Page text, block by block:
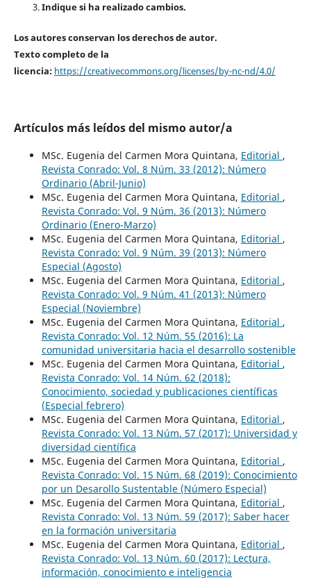
Indique si ha realizado cambios.
Los autores conservan los derechos de autor.
Texto completo de la
licencia: https://creativecommons.org/licenses/by-nc-nd/4.0/
Artículos más leídos del mismo autor/a
MSc. Eugenia del Carmen Mora Quintana, Editorial ,
Revista Conrado: Vol. 8 Núm. 33 (2012): Número
Ordinario (Abril-Junio)
MSc. Eugenia del Carmen Mora Quintana, Editorial ,
Revista Conrado: Vol. 9 Núm. 36 (2013): Número
Ordinario (Enero-Marzo)
MSc. Eugenia del Carmen Mora Quintana, Editorial ,
Revista Conrado: Vol. 9 Núm. 39 (2013): Número
Especial (Agosto)
MSc. Eugenia del Carmen Mora Quintana, Editorial ,
Revista Conrado: Vol. 9 Núm. 41 (2013): Número
Especial (Noviembre)
MSc. Eugenia del Carmen Mora Quintana, Editorial ,
Revista Conrado: Vol. 12 Núm. 55 (2016): La
comunidad universitaria hacia el desarrollo sostenible
MSc. Eugenia del Carmen Mora Quintana, Editorial ,
Revista Conrado: Vol. 14 Núm. 62 (2018):
Conocimiento, sociedad y publicaciones científicas
(Especial febrero)
MSc. Eugenia del Carmen Mora Quintana, Editorial ,
Revista Conrado: Vol. 13 Núm. 57 (2017): Universidad y
diversidad científica
MSc. Eugenia del Carmen Mora Quintana, Editorial ,
Revista Conrado: Vol. 15 Núm. 68 (2019): Conocimiento
por un Desarollo Sustentable (Número Especial)
MSc. Eugenia del Carmen Mora Quintana, Editorial ,
Revista Conrado: Vol. 13 Núm. 59 (2017): Saber hacer
en la formación universitaria
MSc. Eugenia del Carmen Mora Quintana, Editorial ,
Revista Conrado: Vol. 13 Núm. 60 (2017): Lectura,
información, conocimiento e inteligencia